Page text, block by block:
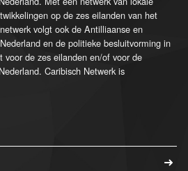
op de zes eilanden van het
volgt ook de Antilliaanse en
en de politieke besluitvorming in
voor de zes eilanden en/of voor de
Caribisch Netwerk is